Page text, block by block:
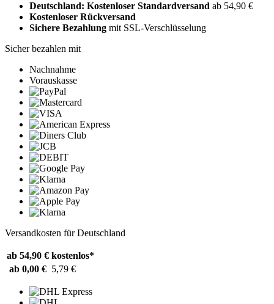
Deutschland: Kostenloser Standardversand ab 54,90 €
Kostenloser Rückversand
Sichere Bezahlung mit SSL-Verschlüsselung
Sicher bezahlen mit
Nachnahme
Vorauskasse
Versandkosten für Deutschland
ab 54,90 € kostenlos*
ab 0,00 € 5,79 €